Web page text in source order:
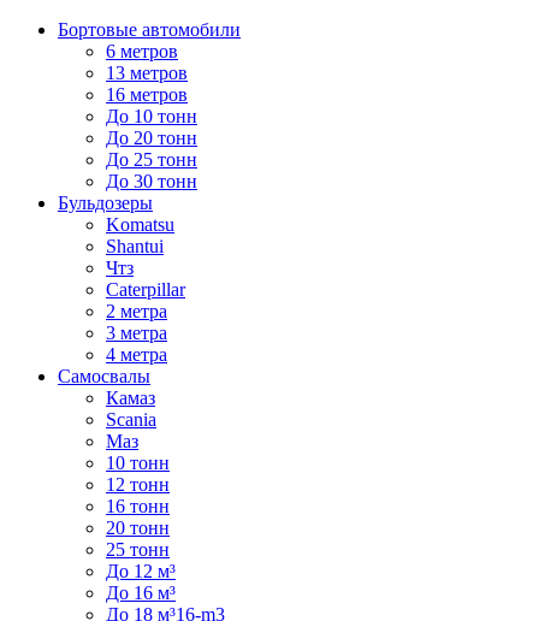
Бортовые автомобили
6 метров
13 метров
16 метров
До 10 тонн
До 20 тонн
До 25 тонн
До 30 тонн
Бульдозеры
Komatsu
Shantui
Чтз
Caterpillar
2 метра
3 метра
4 метра
Самосвалы
Камаз
Scania
Маз
10 тонн
12 тонн
16 тонн
20 тонн
25 тонн
До 12 м³
До 16 м³
До 18 м³16-m3